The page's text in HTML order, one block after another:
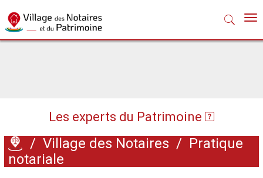
Les experts du Patrimoine
/ Village des Notaires / Pratique
notariale